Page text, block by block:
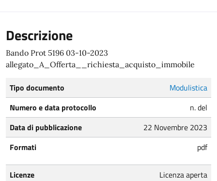
Descrizione
Bando Prot 5196 03-10-2023
allegato_A_Offerta__richiesta_acquisto_immobile
Tipo documento
Modulistica
Numero e data protocollo
n. del
Data di pubblicazione
22 Novembre 2023
Formati
pdf
Licenze Licenza aperta